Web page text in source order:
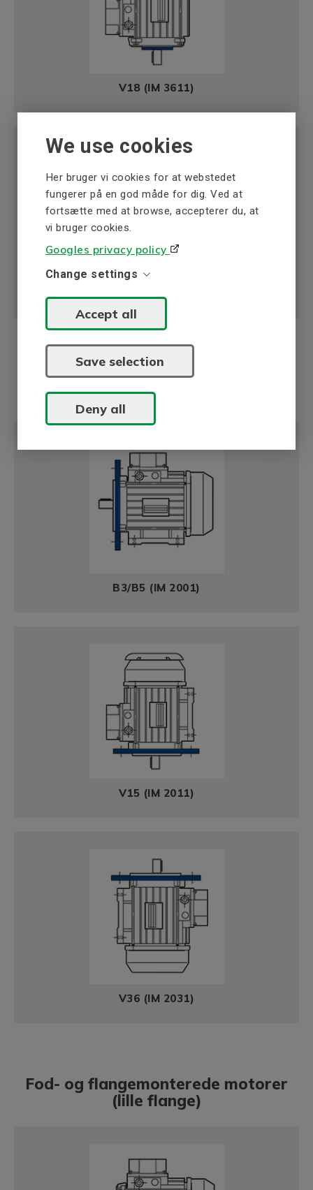
We use cookies
Her bruger vi cookies for at webstedet
fungerer på en god måde for dig. Ved at
fortsætte med at browse, accepterer du, at
vi bruger cookies.
Googles privacy policy
Change settings
Accept all
Save selection
Deny all
V18 (IM 3611)
Fod- og flangemonterede motorer
(stor flange)
B3/B5 (IM 2001)
V15 (IM 2011)
V36 (IM 2031)
Fod- og flangemonterede motorer
(lille flange)